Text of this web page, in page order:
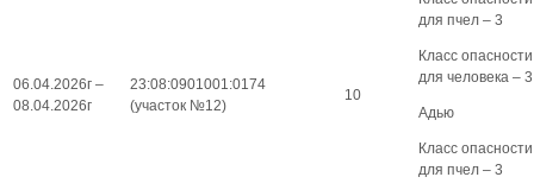
06.04.2026г –
08.04.2026г
23:08:0901001:0174
(участок №12)
10
для пчел – 3
Класс опасности
для человека –
Адью
Класс опасности
для пчел – 3